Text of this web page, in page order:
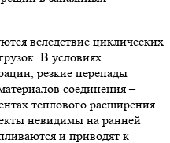
вследствие циклических
В условиях
резкие перепады
соединения –
теплового расширения
невидимы на ранней
и приводят к